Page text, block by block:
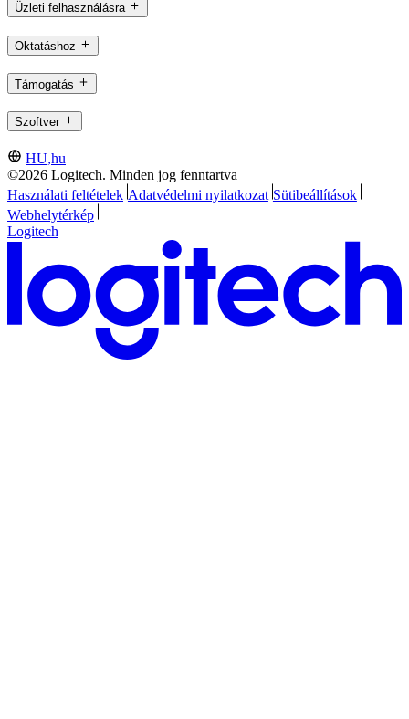
Üzleti felhasználásra
Oktatáshoz
Támogatás
Szoftver
HU,hu
©2026 Logitech. Minden jog fenntartva
Használati feltételek Adatvédelmi nyilatkozat Sütibeállítások
Webhelytérkép
Logitech